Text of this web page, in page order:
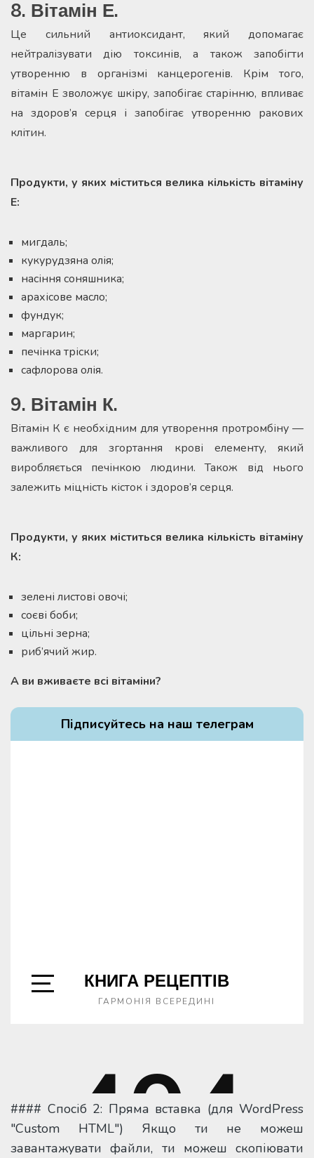
8. Вітамін Е.
Це сильний антиоксидант, який допомагає
нейтралізувати дію токсинів, а також запобігти
утворенню в організмі канцерогенів. Крім того,
вітамін Е зволожує шкіру, запобігає старінню, впливає
на здоров’я серця і запобігає утворенню ракових
клітин.
Продукти, у яких міститься велика кількість вітаміну
Е:
мигдаль;
кукурудзяна олія;
насіння соняшника;
арахісове масло;
фундук;
маргарин;
печінка тріски;
сафлорова олія.
9. Вітамін К.
Вітамін К є необхідним для утворення протромбіну —
важливого для згортання крові елементу, який
виробляється печінкою людини. Також від нього
залежить міцність кісток і здоров’я серця.
Продукти, у яких міститься велика кількість вітаміну
К:
зелені листові овочі;
соєві боби;
цільні зерна;
риб’ячий жир.
А ви вживаєте всі вітаміни?
#### Спосіб 2: Пряма вставка (для WordPress
"Custom HTML") Якщо ти не можеш
завантажувати файли, ти можеш скопіювати